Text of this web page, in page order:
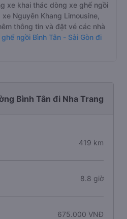
xe khai thác dòng xe ghế ngồi
Nguyên Khang Limousine,
thông tin và đặt vé các nhà
ghế ngồi Bình Tân - Sài Gòn đi
Bình Tân đi Nha Trang
419 km
8.8 giờ
675.000 VNĐ